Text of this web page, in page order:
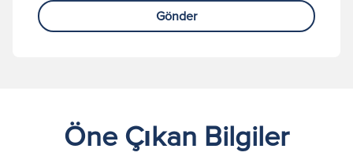
Gönder
Öne Çıkan Bilgiler